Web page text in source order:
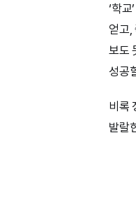
‘학
얻고,
보도
성공
비록
발랄